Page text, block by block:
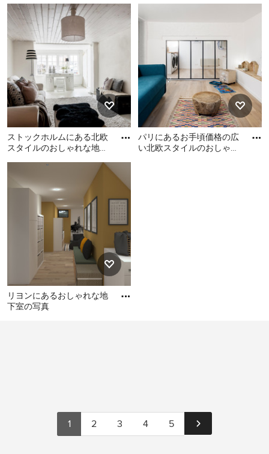
安定した気温
：地球の内側は常にあたためられてお
り、中心部は5,000～6,000度もの温度があると考
えられています。地階は、地面の下に設置されるた
め、「地熱」と呼ばれる地球内部の熱の恩恵を受
け、外気温度に左右されることなく、1年を通して
安定した気温を保つことができます。また、夏は涼
しく、冬は暖かいため、地下室のある家は省エネ住
宅であるとも言えます。。
遮音・防音性：地下室はまわりを土に囲まれている
ため、外部からの音が入りにくく、内部の音がもれ
にくいという、遮音性・吸音性に優れた空間となり
ます。隣近所に気兼ねすることなく大音量が楽しめ
るため、シアタールーム、オーディオルーム、パー
ティールームや音楽スタジオなどに適しています。
耐震・安全性：基礎工事をする際、建坪全面建物の
ラインそのままに地下スペースを設ける場合（総掘
り）、通常の基礎よりも深く掘るだけでなく、地下
スペースのまわりの地盤が制振装置の役割を果たす
ため、通常の住宅と比較しても耐震性が高くなりま
床面積が増えるため、建築費もその分高額になりま
す。更に、地下を掘削する工事は、地上のみの工事
ュの壁、セラミックタイル
の
マドリードにある広いモダ
ンスタイルのおしゃれな地
下室 (ホームバー、ベージュ
の壁、セラミックタイルの
床、グレーの床) の写真
ボローニャにあるラスティ
ックスタイルのおしゃれな
グ、コーナー設置型暖炉) の
ストックホルムにある北欧
スタイルのおしゃれな地下
ストックホルムにある北欧
スタイルのおしゃれな地下
室の写真
パリにあるお手頃価格の広
い北欧スタイルのおしゃれ
リヨンにあるおしゃれな地
下室の写真
1 2 3 4 5